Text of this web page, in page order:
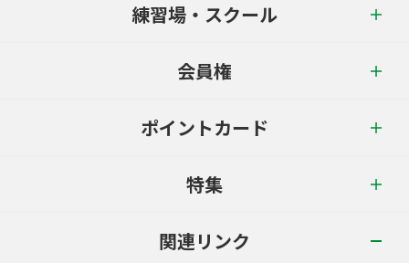
練習場・スクール
会員権
ポイントカード
特集
関連リンク